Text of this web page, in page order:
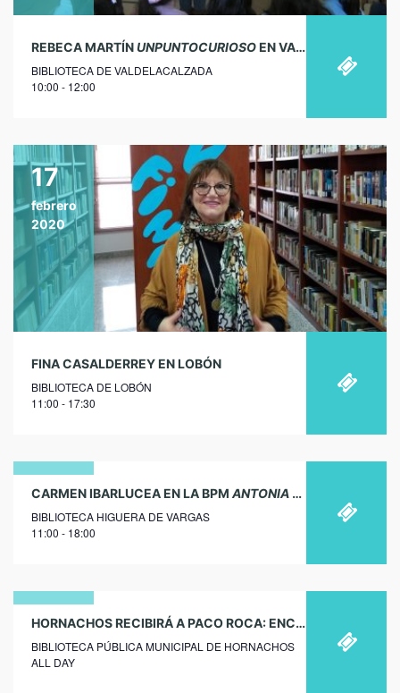
REBECA MARTÍNUNPUNTOCURIOSOEN VALDELACALZADA
BIBLIOTECA DE VALDELACALZADA
10:00 - 12:00
17
febrero
2020
FINA CASALDERREY EN LOBÓN
BIBLIOTECA DE LOBÓN
11:00 - 17:30
17
enero
2018
CARMEN IBARLUCEA EN LA BPM ANTONIA DEL BARCO
BIBLIOTECA HIGUERA DE VARGAS
11:00 - 18:00
27
noviembre
2024
HORNACHOS RECIBIRÁ A PACO ROCA: ENCUENTRO CON AUTOR
BIBLIOTECA PÚBLICA MUNICIPAL DE HORNACHOS
ALL DAY